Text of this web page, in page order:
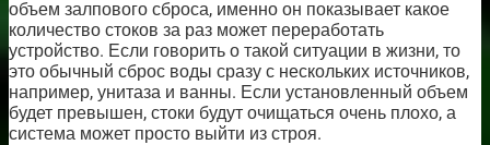
объем залпового сброса, именно он показывает какое
количество стоков за раз может переработать
устройство. Если говорить о такой ситуации в жизни, то
это обычный сброс воды сразу с нескольких источников,
например, унитаза и ванны. Если установленный объем
будет превышен, стоки будут очищаться очень плохо, а
система может просто выйти из строя.